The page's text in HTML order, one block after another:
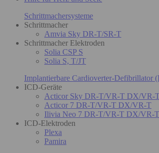
Schrittmachersysteme
Schrittmacher
Amvia Sky DR-T/SR-T
Schrittmacher Elektroden
Solia CSP S
Solia S, T/JT
Implantierbare Cardioverter-Defibrillator
ICD-Geräte
Acticor Sky DR-T/VR-T DX/VR-
Acticor 7 DR-T/VR-T DX/VR-T
Ilivia Neo 7 DR-T/VR-T DX/VR-T
ICD-Elektroden
Plexa
Pamira